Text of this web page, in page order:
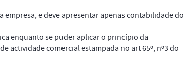
empresa, e deve apresentar apenas contabilidade do
enquanto se puder aplicar o princípio da
actividade comercial estampada no art 65º, nº3 do